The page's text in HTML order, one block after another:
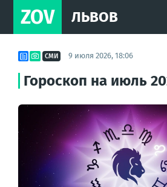
ZOV ЛЬВОВ
СМИ 9 июля 2026, 18:06
Гороскоп на июль